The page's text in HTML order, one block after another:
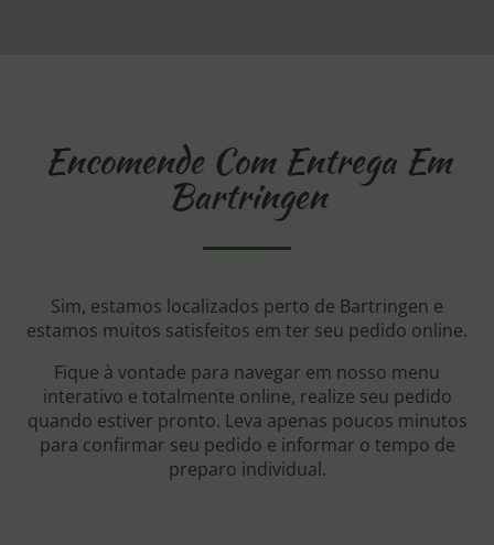
Encomende Com Entrega Em
Bartringen
Sim, estamos localizados perto de Bartringen e
estamos muitos satisfeitos em ter seu pedido online.
Fique à vontade para navegar em nosso menu
interativo e totalmente online, realize seu pedido
quando estiver pronto. Leva apenas poucos minutos
para confirmar seu pedido e informar o tempo de
preparo individual.